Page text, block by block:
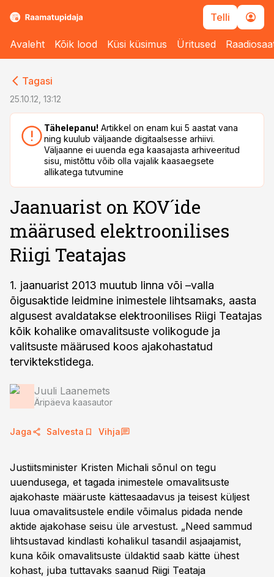
Telli
Avaleht Kõik lood Küsi küsimus Üritused
Tagasi
25.10.12, 13:12
Tähelepanu! Artikkel on enam kui 5 aastat vana
ning kuulub väljaande digitaalsesse arhiivi.
Väljaanne ei uuenda ega kaasajasta arhiveeritud
sisu, mistõttu võib olla vajalik kaasaegsete
allikatega tutvumine
Jaanuarist on KOV´ide
määrused elektroonilises
Riigi Teatajas
1. jaanuarist 2013 muutub linna või –valla
õigusaktide leidmine inimestele lihtsamaks, aasta
algusest avaldatakse elektroonilises Riigi Teatajas
kõik kohalike omavalitsuste volikogude ja
valitsuste määrused koos ajakohastatud
terviktekstidega.
Juuli Laanemets
Äripäeva kaasautor
Jaga Salvesta Vihja
Justiitsminister Kristen Michali sõnul on tegu
uuendusega, et tagada inimestele omavalitsuste
ajakohaste määruste kättesaadavus ja teisest küljest
luua omavalitsustele endile võimalus pidada nende
aktide ajakohase seisu üle arvestust. „Need sammud
lihtsustavad kindlasti kohalikul tasandil asjaajamist,
kuna kõik omavalitsuste üldaktid saab kätte ühest
kohast, juba tuttavaks saanud Riigi Teataja